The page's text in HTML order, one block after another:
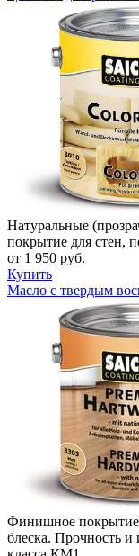
Натуральные
покрытие для стен,
от 1 950 руб.
Купить
Масло с твердым
Финишное покрытие
блеска. Прочность